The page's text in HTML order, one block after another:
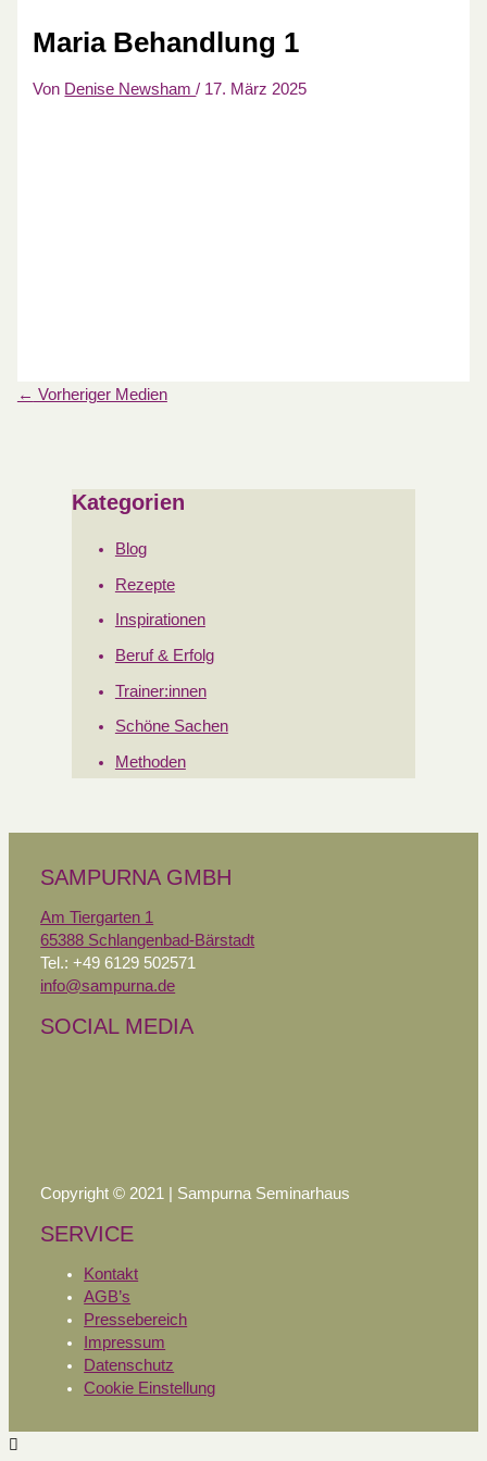
Maria Behandlung 1
Von Denise Newsham/ 17. März 2025
← Vorheriger Medien
Kategorien
Blog
Rezepte
Inspirationen
Beruf & Erfolg
Trainer:innen
Schöne Sachen
Methoden
SAMPURNA GMBH
Am Tiergarten 1
65388 Schlangenbad-Bärstadt
Tel.: +49 6129 502571
info@sampurna.de
SOCIAL MEDIA
Copyright © 2021 | Sampurna Seminarhaus
SERVICE
Kontakt
AGB’s
Pressebereich
Impressum
Datenschutz
Cookie Einstellung